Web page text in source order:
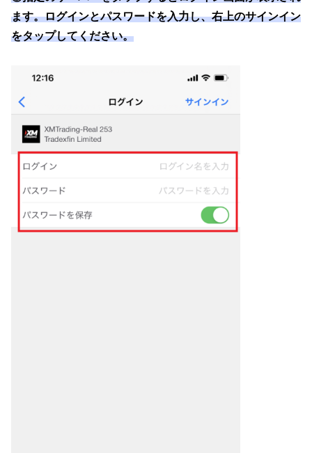
ます。ログインとパスワードを入力し、右上のサインイン
をタップしてください。